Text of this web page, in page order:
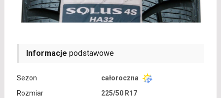
Informacje podstawowe
Sezon
całoroczna
Rozmiar
225/50 R17